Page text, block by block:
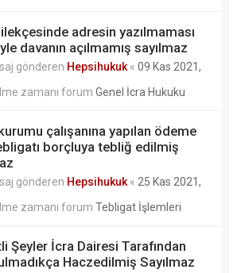
adresin yazılmaması
davanın açılmamış sayılmaz
gönderen Hepsihukuk « 09 Kas 2021,
zamanı forum Genel İcra Hukuku
çalışanına yapılan ödeme
borçluya tebliğ edilmiş
gönderen Hepsihukuk « 25 Kas 2021,
zamanı forum Tebligat İşlemleri
Şeyler İcra Dairesi Tarafından
Haczedilmiş Sayılmaz